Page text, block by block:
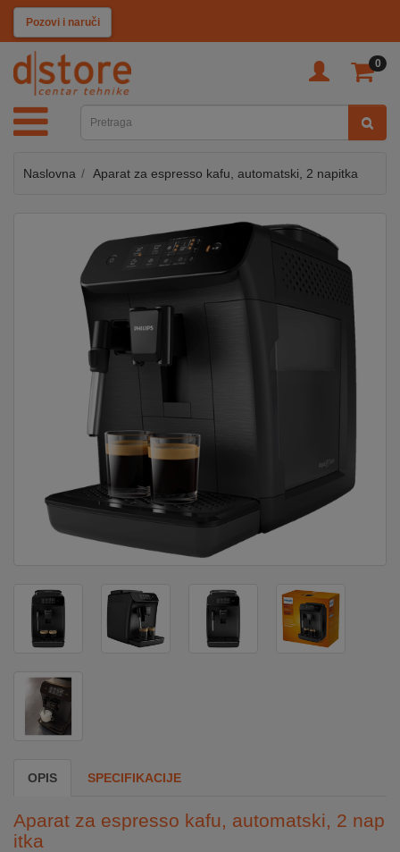
Pozovi i naruči
0
KATEGORIJE
TV
SAT
MOBILNI
KLIMATIZACIJA
INTERNO
Naslovna Aparat za espresso kafu, automatski, 2 napitka
OPIS SPECIFIKACIJE
Aparat za espresso kafu, automatski, 2 nap
itka